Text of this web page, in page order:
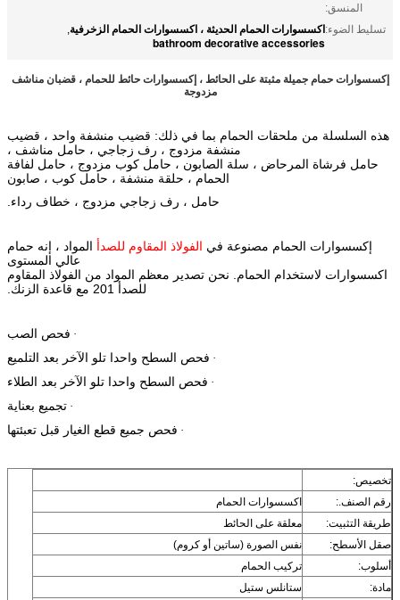
المنسق:
تسليط الضوء:اكسسوارات الحمام الحديثة ، اكسسوارات الحمام الزخرفية,
bathroom decorative accessories
إكسسوارات حمام جميلة مثبتة على الحائط ، إكسسوارات حائط للحمام ، قضبان مناشف
مزدوجة
هذه السلسلة من ملحقات الحمام بما في ذلك: قضيب منشفة واحد ، قضيب
منشفة مزدوج ، رف زجاجي ، حامل مناشف ،
حامل فرشاة المرحاض ، سلة الصابون ، حامل كوب مزدوج ، حامل لفافة
الحمام ، حلقة منشفة ، حامل كوب ، صابون
حامل ، رف زجاجي مزدوج ، خطاف رداء.
إكسسوارات الحمام مصنوعة في الفولاذ المقاوم للصدأ المواد ، إنه حمام
عالي المستوى
اكسسوارات لاستخدام الحمام. نحن تصدير معظم المواد من الفولاذ المقاوم
للصدأ 201 مع قاعدة الزنك.
· فحص الصب
· فحص السطح واحدا تلو الآخر بعد التلميع
· فحص السطح واحدا تلو الآخر بعد الطلاء
· تجميع بعناية
· فحص جميع قطع الغيار قبل تعبئتها
تخصيص:
رقم الصنف.:
اكسسوارات الحمام
طريقة التثبيت:
معلقة على الحائط
صقل الأسطح:
نفس الصورة (ساتين أو كروم)
أسلوب:
تركيب الحمام
مادة:
ستانلس ستيل